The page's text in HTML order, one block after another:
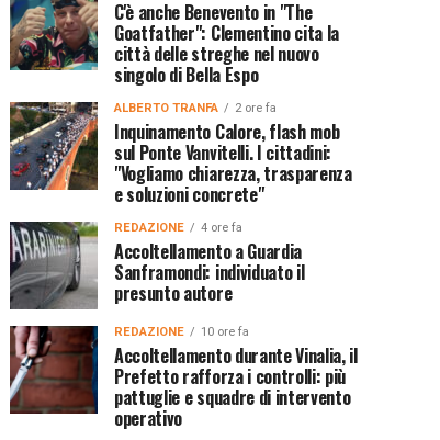
C'è anche Benevento in "The
Goatfather": Clementino cita la
città delle streghe nel nuovo
singolo di Bella Espo
ALBERTO TRANFA 2 ore fa
Inquinamento Calore, flash mob
sul Ponte Vanvitelli. I cittadini:
"Vogliamo chiarezza, trasparenza
e soluzioni concrete"
REDAZIONE 4 ore fa
Accoltellamento a Guardia
Sanframondi: individuato il
presunto autore
REDAZIONE 10 ore fa
Accoltellamento durante Vinalia, il
Prefetto rafforza i controlli: più
pattuglie e squadre di intervento
operativo